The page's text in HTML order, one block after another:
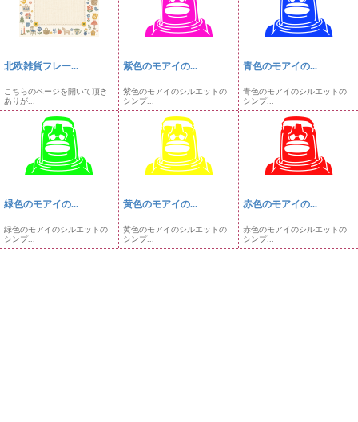
北欧雑貨フレー...
こちらのページを開いて頂き
ありが...
紫色のモアイの...
紫色のモアイのシルエットの
シンプ...
青色のモアイの...
青色のモアイのシルエットの
シンプ...
緑色のモアイの...
緑色のモアイのシルエットの
シンプ...
黄色のモアイの...
黄色のモアイのシルエットの
シンプ...
赤色のモアイの...
赤色のモアイのシルエットの
シンプ...